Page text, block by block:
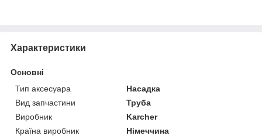
Характеристики
Основні
Тип аксесуара
Насадка
Вид запчастини
Труба
Виробник
Karcher
Країна виробник
Німеччина